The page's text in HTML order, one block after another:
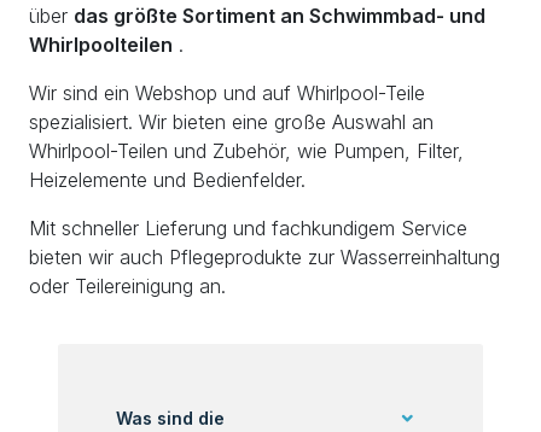
über das größte Sortiment an Schwimmbad- und
Whirlpoolteilen .
Wir sind ein Webshop und auf Whirlpool-Teile
spezialisiert. Wir bieten eine große Auswahl an
Whirlpool-Teilen und Zubehör, wie Pumpen, Filter,
Heizelemente und Bedienfelder.
Mit schneller Lieferung und fachkundigem Service
bieten wir auch Pflegeprodukte zur Wasserreinhaltung
oder Teilereinigung an.
Was sind die